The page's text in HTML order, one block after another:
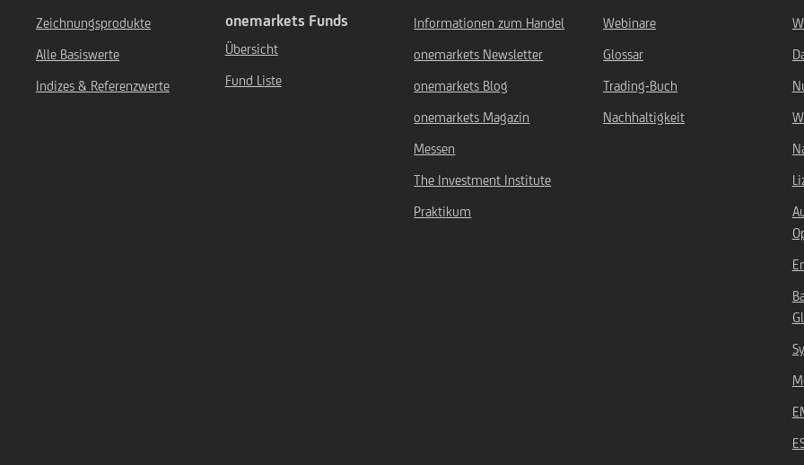
Zeichnungsprodukte
Alle Basiswerte
Indizes & Referenzwerte
onemarkets Funds
Übersicht
Fund Liste
Informationen zum Handel
onemarkets Newsletter
onemarkets Blog
onemarkets Magazin
Messen
The Investment Institute
Praktikum
Webinare
Glossar
Trading-Buch
Nachhaltigkeit